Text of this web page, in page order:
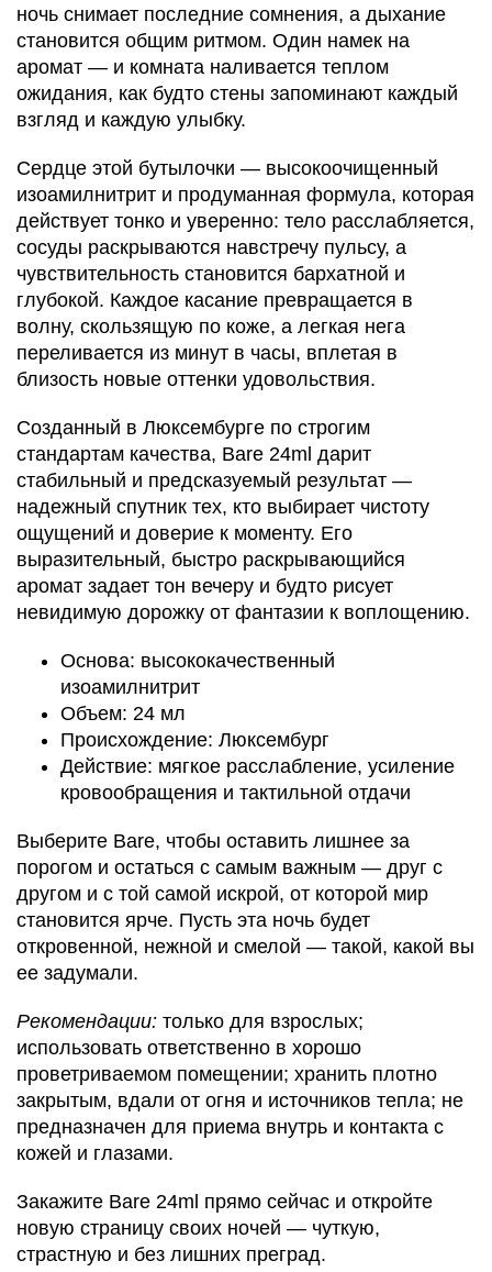
ночь снимает последние сомнения, а дыхание
становится общим ритмом. Один намек на
аромат — и комната наливается теплом
ожидания, как будто стены запоминают каждый
взгляд и каждую улыбку.
Сердце этой бутылочки — высокоочищенный
изоамилнитрит и продуманная формула, которая
действует тонко и уверенно: тело расслабляется,
сосуды раскрываются навстречу пульсу, а
чувствительность становится бархатной и
глубокой. Каждое касание превращается в
волну, скользящую по коже, а легкая нега
переливается из минут в часы, вплетая в
близость новые оттенки удовольствия.
Созданный в Люксембурге по строгим
стандартам качества, Bare 24ml дарит
стабильный и предсказуемый результат —
надежный спутник тех, кто выбирает чистоту
ощущений и доверие к моменту. Его
выразительный, быстро раскрывающийся
аромат задает тон вечеру и будто рисует
невидимую дорожку от фантазии к воплощению.
Основа: высококачественный
изоамилнитрит
Объем: 24 мл
Происхождение: Люксембург
Действие: мягкое расслабление, усиление
кровообращения и тактильной отдачи
Выберите Bare, чтобы оставить лишнее за
порогом и остаться с самым важным — друг с
другом и с той самой искрой, от которой мир
становится ярче. Пусть эта ночь будет
откровенной, нежной и смелой — такой, какой вы
ее задумали.
Рекомендации: только для взрослых;
использовать ответственно в хорошо
проветриваемом помещении; хранить плотно
закрытым, вдали от огня и источников тепла; не
предназначен для приема внутрь и контакта с
кожей и глазами.
Закажите Bare 24ml прямо сейчас и откройте
новую страницу своих ночей — чуткую,
страстную и без лишних преград.